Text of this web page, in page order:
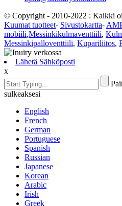
© Copyright - 2010-2022 : Kaikki
Kuumat tuotteet- Sivustokartta-
mobiili,Messinkikulmaventtiili,
Messinkipalloventtiili, Kupariliitos,
Lähetä Sähköposti
x
sulkeaksesi
English
French
German
Portuguese
Spanish
Russian
Japanese
Korean
Arabic
Irish
Greek